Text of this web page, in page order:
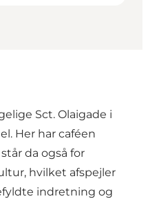
Sct. Olaigade i
Her har caféen
da også for
hvilket afspejler
indretning og